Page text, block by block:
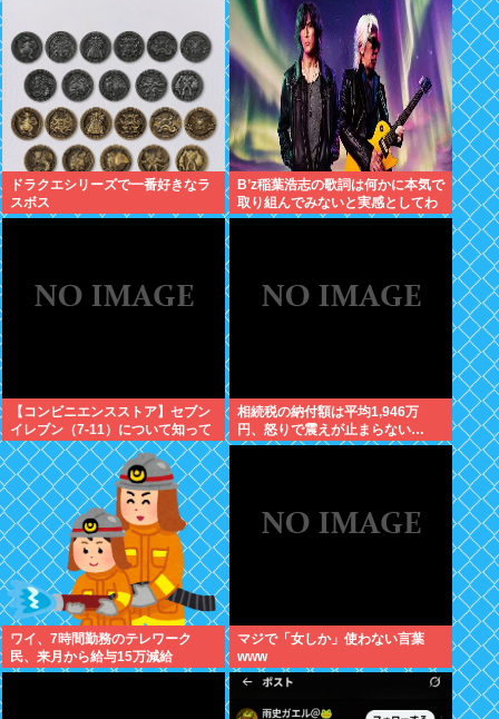
金がもう無いからだった
ドラクエシリーズで一番好きなラ
スボス
B’z稲葉浩志の歌詞は何かに本気で
取り組んでみないと実感としてわ
からない
【コンビニエンスストア】セブン
イレブン（7-11）について知って
いること
相続税の納付額は平均1,946万
円、怒りで震えが止まらない…
ワイ、7時間勤務のテレワーク
民、来月から給与15万減給
マジで「女しか」使わない言葉
www